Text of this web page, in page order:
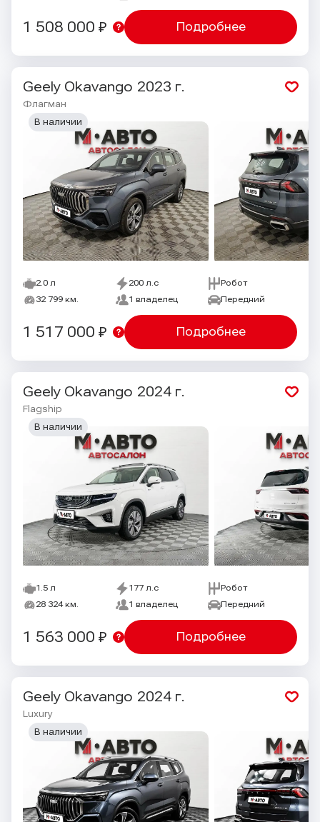
Подробнее
1 508 000 ₽
Geely Okavango 2023 г.
Флагман
2.0 л 200 л.с
Робот
32 799 км.
1 владелец Передний
В наличии
Подробнее
1 517 000 ₽
Geely Okavango 2024 г.
Flagship
1.5 л 177 л.с
Робот
28 324 км.
1 владелец Передний
В наличии
Подробнее
1 563 000 ₽
Geely Okavango 2024 г.
Luxury
В наличии